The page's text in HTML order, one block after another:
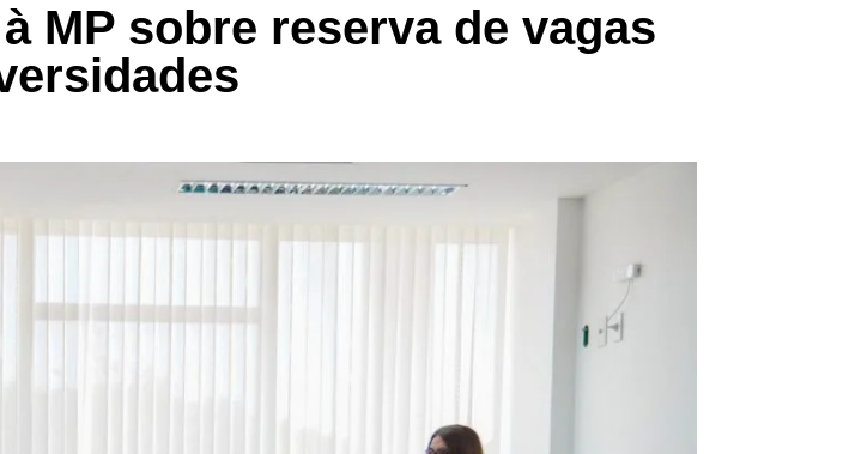
MP sobre reserva de vagas